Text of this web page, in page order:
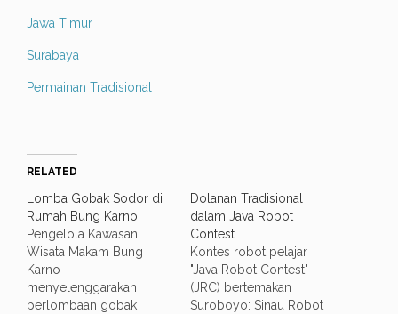
Jawa Timur
Surabaya
Permainan Tradisional
RELATED
Lomba Gobak Sodor di
Rumah Bung Karno
Pengelola Kawasan
Wisata Makam Bung
Karno
menyelenggarakan
perlombaan gobak
Dolanan Tradisional
dalam Java Robot
Contest
Kontes robot pelajar
"Java Robot Contest"
(JRC) bertemakan
Suroboyo: Sinau Robot